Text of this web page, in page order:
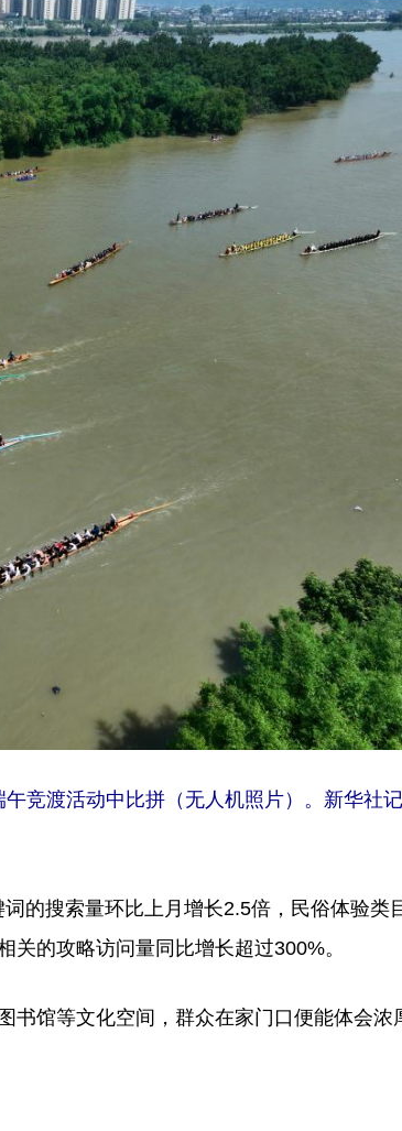
竞渡活动中比拼（无人机照片）。新华社
的搜索量环比上月增长2.5倍，民俗体验类
的攻略访问量同比增长超过300%。
馆等文化空间，群众在家门口便能体会浓